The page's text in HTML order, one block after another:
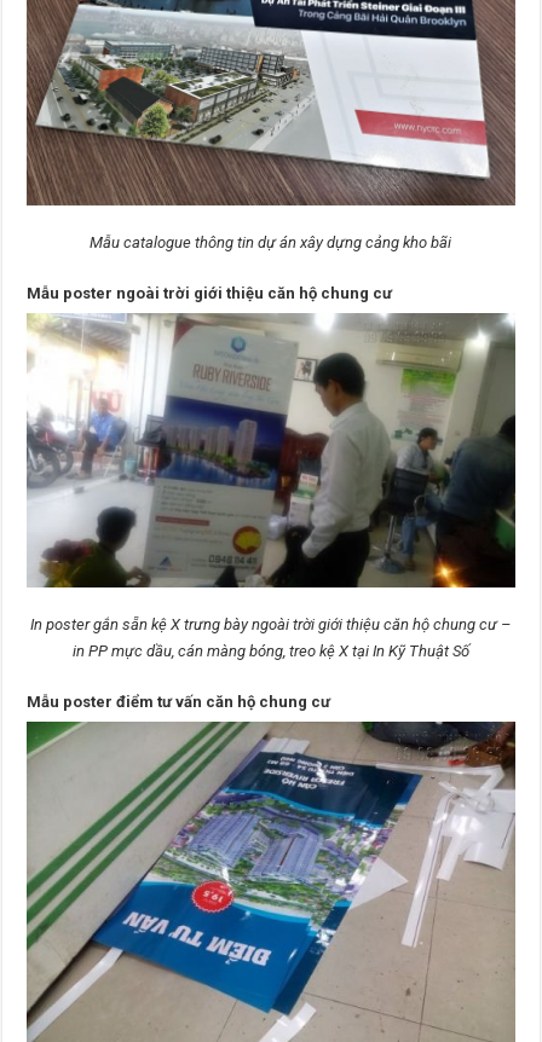
Mẫu catalogue thông tin dự án xây dựng cảng kho bãi
Mẫu poster ngoài trời giới thiệu căn hộ chung cư
In poster gắn sẵn kệ X trưng bày ngoài trời giới thiệu căn hộ chung cư –
in PP mực dầu, cán màng bóng, treo kệ X tại In Kỹ Thuật Số
Mẫu poster điểm tư vấn căn hộ chung cư